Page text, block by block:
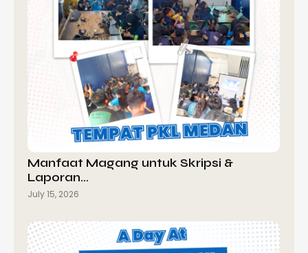
Manfaat Magang untuk Skripsi &
Laporan…
July 15, 2026